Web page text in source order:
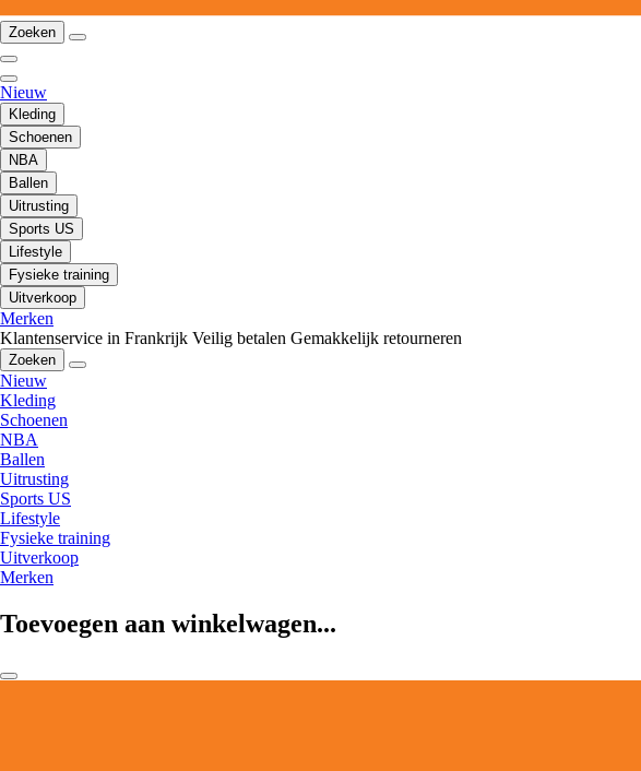
Zoeken
Nieuw
Kleding
Schoenen
NBA
Ballen
Uitrusting
Sports US
Lifestyle
Fysieke training
Uitverkoop
Merken
Klantenservice in Frankrijk Veilig betalen Gemakkelijk retourneren
Zoeken
Nieuw
Kleding
Schoenen
NBA
Ballen
Uitrusting
Sports US
Lifestyle
Fysieke training
Uitverkoop
Merken
Toevoegen aan winkelwagen...